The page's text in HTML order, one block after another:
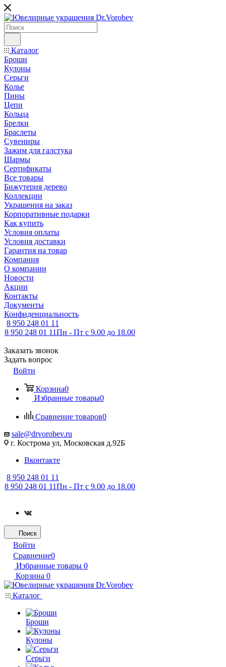
Каталог
Броши
Кулоны
Серьги
Колье
Пины
Цепи
Кольца
Брелки
Браслеты
Сувениры
Зажим для галстука
Шармы
Сертификаты
Все товары
Бижутерия дерево
Коллекции
Украшения на заказ
Корпоративные подарки
Как купить
Условия оплаты
Условия доставки
Гарантия на товар
Компания
О компании
Новости
Акции
Контакты
Документы
Конфиденциальность
8 950 248 01 11
8 950 248 01 11Пн - Пт с 9.00 до 18.00
Заказать звонок
Задать вопрос
Войти
Корзина0
Избранные товары0
Сравнение товаров0
sale@drvorobev.ru
г. Кострома ул, Московская д.92Б
Вконтакте
8 950 248 01 11
8 950 248 01 11Пн - Пт с 9.00 до 18.00
Поиск
Войти
Сравнение0
Избранные товары 0
Корзина 0
Каталог
Броши
Кулоны
Серьги